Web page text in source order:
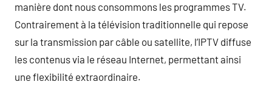
manière dont nous consommons les programmes TV.
Contrairement à la télévision traditionnelle qui repose
sur la transmission par câble ou satellite, l’IPTV diffuse
les contenus via le réseau Internet, permettant ainsi
une flexibilité extraordinaire.